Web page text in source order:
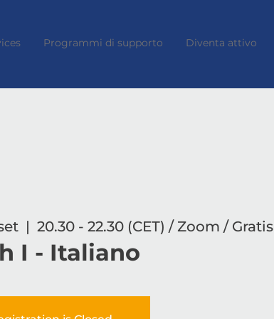
Programmi di supporto Diventa attivo
  |
20.30 - 22.30 (CET) / Zoom / Gratis
I - Italiano